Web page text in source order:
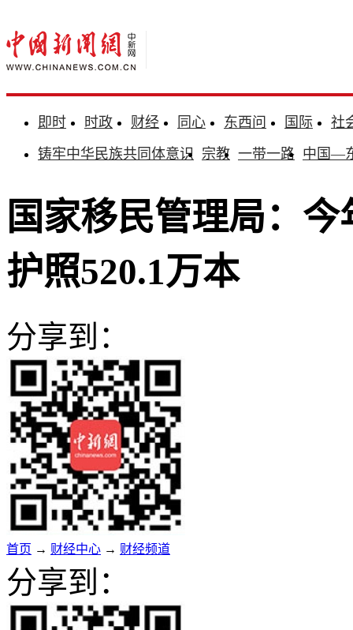
即时 时政 财经 同心 东西问 国际
社
铸牢中华民族共同体意识 宗教 一带一路 中国—
国家移民管理局：
护照520.1万本
分享到：
首页 → 财经中心 → 财经频道
分享到：